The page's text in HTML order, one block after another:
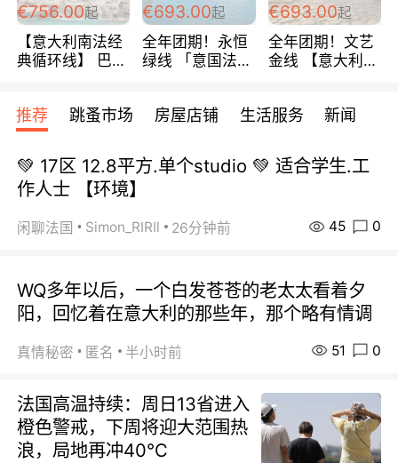
€756.00起
【意大利南法经
典循环线】 巴黎
宾馆 108欧/天起
全程756欧/位
€693.00起
全年团期！永恒
绿线 「意国法
欧/天起 ~包拼房
€693.00起
全年团期！文艺
金线 【意大利一
每周铁发！
推荐 跳蚤市场 房屋店铺 生活服务 新闻
💚 17区 12.8平方.单个studio 💚 适合学生.工
作人士 【环境】
闲聊法国 Simon_RIRIl 26分钟前 45 0
WQ多年以后，一个白发苍苍的老太太看着夕
阳，回忆着在意大利的那些年，那个略有情调
真情秘密 匿名 半小时前 51 0
法国高温持续：周日13省进入
橙色警戒，下周将迎大范围热
浪，局地再冲40℃